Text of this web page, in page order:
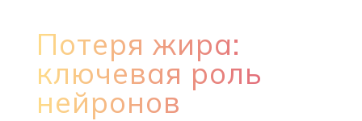
Потеря жира:
ключевая роль
нейронов